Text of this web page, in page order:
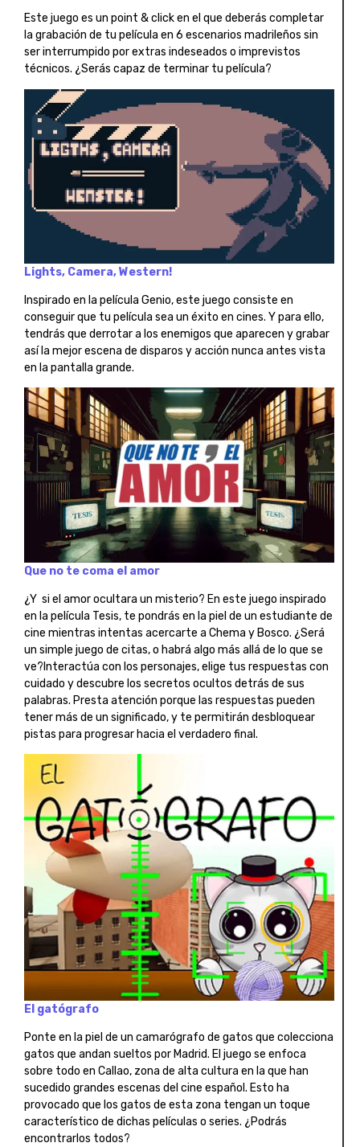
Este juego es un point & click en el que deberás completar
la grabación de tu película en 6 escenarios madrileños sin
ser interrumpido por extras indeseados o imprevistos
técnicos. ¿Serás capaz de terminar tu película?
Lights, Camera, Western!
Inspirado en la película Genio, este juego consiste en
conseguir que tu película sea un éxito en cines. Y para ello,
tendrás que derrotar a los enemigos que aparecen y grabar
así la mejor escena de disparos y acción nunca antes vista
en la pantalla grande.
Que no te coma el amor
¿Y si el amor ocultara un misterio? En este juego inspirado
en la película Tesis, te pondrás en la piel de un estudiante de
cine mientras intentas acercarte a Chema y Bosco. ¿Será
un simple juego de citas, o habrá algo más allá de lo que se
ve?Interactúa con los personajes, elige tus respuestas con
cuidado y descubre los secretos ocultos detrás de sus
palabras. Presta atención porque las respuestas pueden
tener más de un significado, y te permitirán desbloquear
pistas para progresar hacia el verdadero final.
El gatógrafo
Ponte en la piel de un camarógrafo de gatos que colecciona
gatos que andan sueltos por Madrid. El juego se enfoca
sobre todo en Callao, zona de alta cultura en la que han
sucedido grandes escenas del cine español. Esto ha
provocado que los gatos de esta zona tengan un toque
característico de dichas películas o series. ¿Podrás
encontrarlos todos?